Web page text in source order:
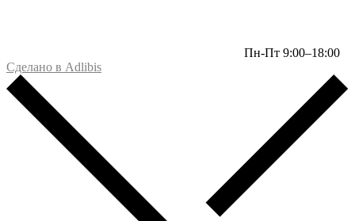
Пн-Пт 9:00–18:00
Сделано в Adlibis